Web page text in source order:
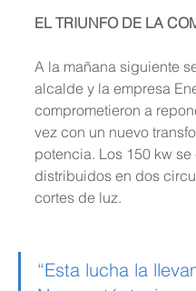
EL TRIUNFO DE LA
A la mañana siguiente
alcalde y la empresa
comprometieron a
vez con un nuevo
potencia. Los 150 kw
distribuidos en dos
cortes de luz.
“Esta lucha la